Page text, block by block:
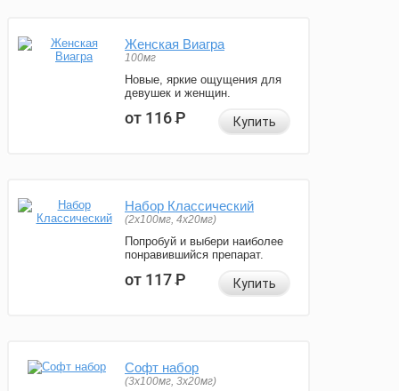
Женская Виагра
100мг
Новые, яркие ощущения для
девушек и женщин.
от 116Р Купить
Набор Классический
(2x100мг, 4x20мг)
Попробуй и выбери наиболее
понравившийся препарат.
от 117Р Купить
Софт набор
(3x100мг, 3x20мг)